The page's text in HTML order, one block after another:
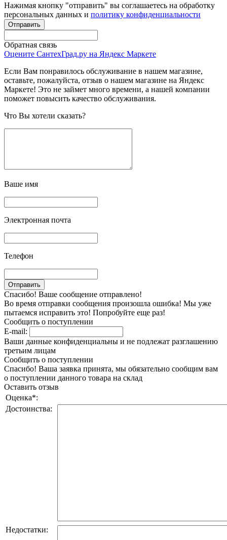
Нажимая кнопку "отправить" вы соглашаетесь на обработку
персональных данных и политику конфиденциальности
Обратная связь
Оцените СантехГрад.ру на Яндекс Маркете
Если Вам понравилось обслуживание в нашем магазине,
оставьте, пожалуйста, отзыв о нашем магазине на Яндекс
Маркете! Это не займет много времени, а нашей компании
поможет повысить качество обслуживания.
Что Вы хотели сказать?
Ваше имя
Электронная почта
Телефон
Спасибо! Ваше сообщение отправлено!
Во время отправки сообщения произошла ошибка! Мы уже
пытаемся исправить это! Попробуйте еще раз!
Сообщить о поступлении
E-mail:
Ваши данные конфиденциальны и не подлежат разглашению
третьим лицам
Сообщить о поступлении
Спасибо! Ваша заявка принята, мы обязательно сообщим вам
о поступлении данного товара на склад
Оставить отзыв
Оценка*:
Достоинства:
Недостатки: